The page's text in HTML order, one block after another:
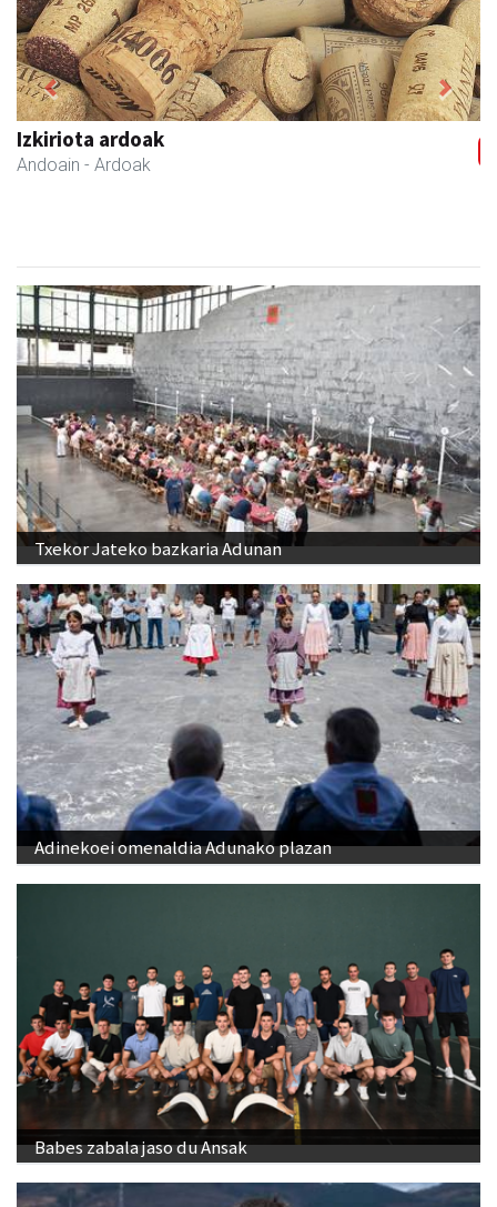
Izkiriota ardoak
Andoain - Ardoak
Previous Next
Txekor Jateko bazkaria Adunan
Adinekoei omenaldia Adunako plazan
Babes zabala jaso du Ansak